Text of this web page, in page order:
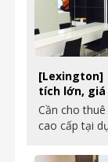
[Lexington]
tích lớn,
Cần cho
cao cấp tại